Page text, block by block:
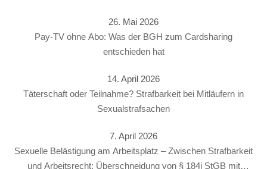
26. Mai 2026
Pay-TV ohne Abo: Was der BGH zum Cardsharing
entschieden hat
14. April 2026
Täterschaft oder Teilnahme? Strafbarkeit bei Mitläufern in
Sexualstrafsachen
7. April 2026
Sexuelle Belästigung am Arbeitsplatz – Zwischen Strafbarkeit
und Arbeitsrecht: Überschneidung von § 184i StGB mit